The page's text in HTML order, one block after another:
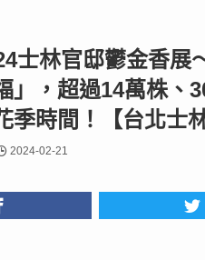
士林官邸鬱金香展
」，超過14萬株、
季時間！【台北士
2024-02-21